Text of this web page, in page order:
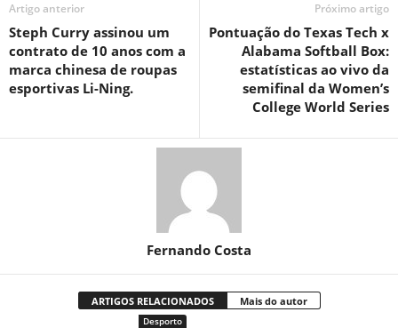
Artigo anterior
Steph Curry assinou um
contrato de 10 anos com a
marca chinesa de roupas
esportivas Li-Ning.
Próximo artigo
Pontuação do Texas Tech x
Alabama Softball Box:
estatísticas ao vivo da
semifinal da Women’s
College World Series
Fernando Costa
ARTIGOS RELACIONADOS Mais do autor
Desporto